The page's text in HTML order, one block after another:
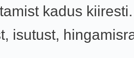
kadus kiiresti.
isutust,